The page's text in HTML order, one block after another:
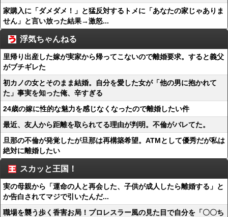
家購入に「ダメダメ！」と猛反対するトメに「あなたの家じゃありま
せん」と言い放った結果→激怒...
浮気ちゃんねる
里帰り出産した嫁が実家から帰ってこないので離婚要求。すると義父
がブチギレた
初カノの女とそのまま結婚。自分を愛した女が「他の男に抱かれて
た」事実を知った俺、辛すぎる
24歳の嫁に性的な魅力を感じなくなったので離婚したい件
最近、友人から距離を取られてる理由が判明。不倫がバレてた。
旦那の不倫が発覚したが旦那は再構築希望。ATMとして優秀だが私は
絶対に離婚したい
スカッと王国！
実の母親から「運命の人と再会した、子供が成人したら離婚する」と
か告白されてマジで引いたんだ...
職場を襲う歩く香害お局！プロレスラー風の見た目で自分を「〇〇ち